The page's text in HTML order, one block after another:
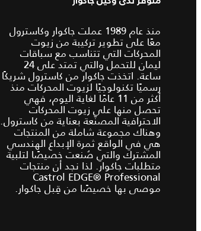
منذ عام 1989 عملت جاكوار وكاسترول
معًا على تطوير تركيبة من زيوت
المحركات التي تتناسب مع سباقات
ليمان للتحمل والتي تمتد على 24
ساعة. اتخذت جاكوار من كاسترول شريكًا
رسميًا تكنولوجيًا لزيوت المحركات منذ
أكثر من 11 عامًا لغاية اليوم، فهي
تحصل منها على زيوت المحركات
الاحترافية المصنّعة بعناية من كاسترول.
وهناك مجموعة شاملة من المنتجات
هي في الواقع ثمرة الإبداع الهندسي
المشترك والتي صُنعت خصيصًا لتلبية
متطلبات جاكوار. لذا نجد أن منتجات
Castrol EDGE® Professional
موصى بها خصيصًا من قِبل جاكوار.